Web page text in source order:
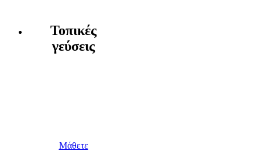
Τοπικές
γεύσεις
Μάθετε